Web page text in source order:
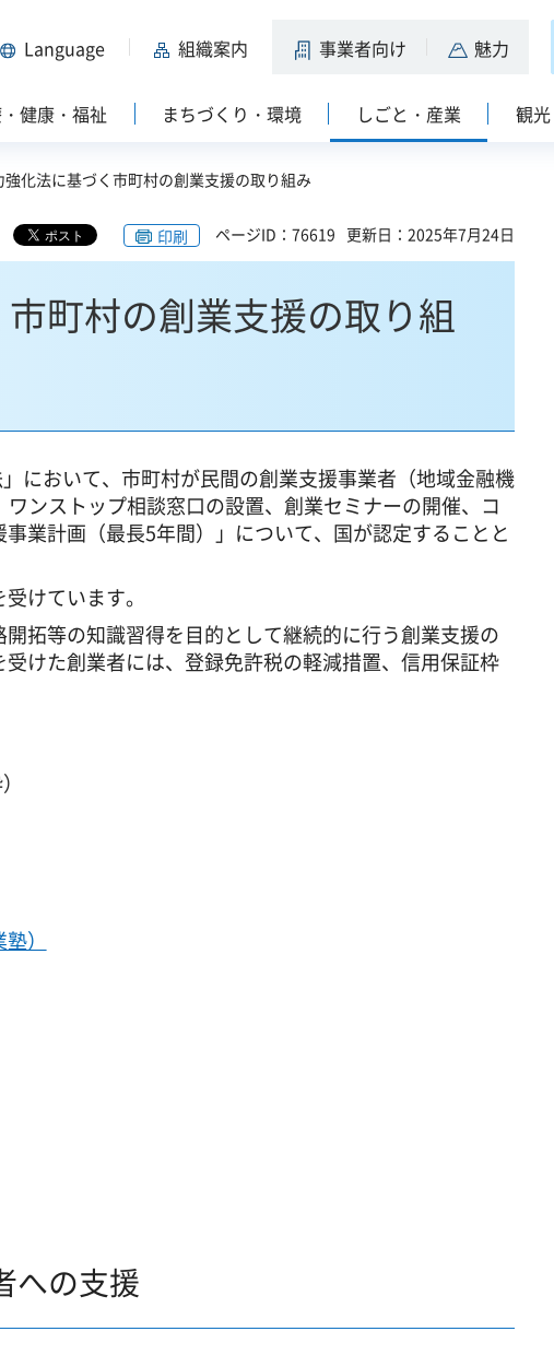
Language 組織案内 事業者向け 魅力
健康・福祉 まちづくり・環境 しごと・産業 観
強化法に基づく市町村の創業支援の取り組み
印刷 ページID：76619 更新日：2025年7月24日
町村の創業支援の取り組
において、市町村が民間の創業支援事業者（地域金融機
ンストップ相談窓口の設置、創業セミナーの開催、コ
業計画（最長5年間）」について、国が認定することと
けています。
拓等の知識習得を目的として継続的に行う創業支援の
けた創業者には、登録免許税の軽減措置、信用保証枠
）
への支援